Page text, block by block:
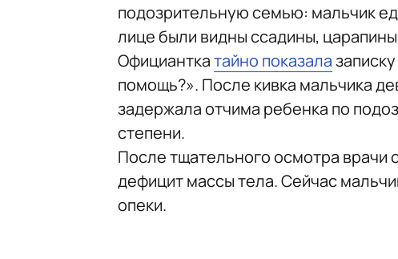
подозрительную семью: мальчик
лице были видны ссадины, царапины
Официанткатайно показала
помощь?». После кивка мальчика
задержала отчима ребенка по
степени.
После тщательного осмотра врачи
дефицит массы тела. Сейчас
опеки.